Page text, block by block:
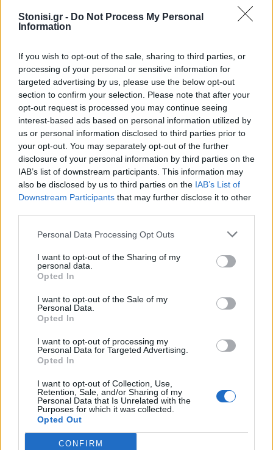
Stonisi.gr - Do Not Process My Personal
Information
If you wish to opt-out of the sale, sharing to third parties, or
processing of your personal or sensitive information for
targeted advertising by us, please use the below opt-out
section to confirm your selection. Please note that after your
opt-out request is processed you may continue seeing
interest-based ads based on personal information utilized by
us or personal information disclosed to third parties prior to
your opt-out. You may separately opt-out of the further
disclosure of your personal information by third parties on the
IAB’s list of downstream participants. This information may
also be disclosed by us to third parties on the IAB’s List of
Downstream Participants that may further disclose it to other
Personal Data Processing Opt Outs
I want to opt-out of the Sharing of my
personal data.
Opted In
I want to opt-out of the Sale of my
Personal Data.
Opted In
I want to opt-out of processing my
Personal Data for Targeted Advertising.
Opted In
I want to opt-out of Collection, Use,
Retention, Sale, and/or Sharing of my
Personal Data that Is Unrelated with the
Purposes for which it was collected.
Opted Out
CONFIRM
σου! Απόκτησε τον ανεμιστήρα δαπέδου TRONIC
που ταιριάζει στον χώρο και στις ανάγκες σου και
καλοκαιρινές μέρες!
Βρες τα όλα στα καταστήματα Lidl σε όλη την
Ελλάδα!
Δες το Φυλλάδιο εδώ
Δείτε περισσότερα άρθρα μας στα αποτελέσματα
αναζήτησης
Add stonisi.gr on Google ↗
ΣΤΗΝ ΙΔΙΑ ΚΑΤΗΓΟΡΙΑ
ΕΙΔΗΣΕΙΣ ΑΠΟΚΛΕΙΣΤΙΚΑ ΣΤΟ